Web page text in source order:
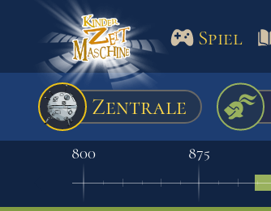
Spiel
Spiel
Zentrale
800 875